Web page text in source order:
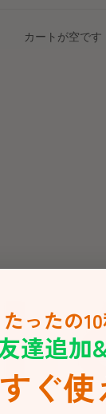
カートが空です
ったの
達追加
ぐ使